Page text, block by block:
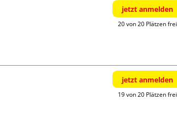
jetzt anmelden
20 von 20 Plätzen frei
jetzt anmelden
19 von 20 Plätzen frei